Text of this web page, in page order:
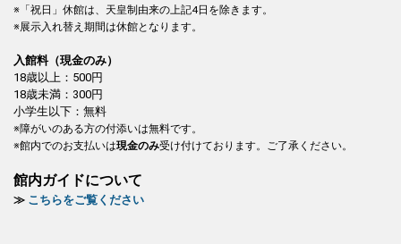
※「祝日」休館は、天皇制由来の上記4日を除きます。
※展示入れ替え期間は休館となります。
入館料（現金のみ）
18歳以上：500円
18歳未満：300円
小学生以下：無料
※障がいのある方の付添いは無料です。
※館内でのお支払いは現金のみ受け付けております。ご了承ください。
館内ガイドについて
≫ こちらをご覧ください